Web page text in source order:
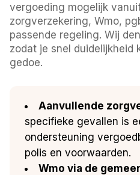
vergoeding mogelijk
zorgverzekering, Wmo,
passende regeling. Wij
zodat je snel duidelijkheid
gedoe.
Aanvullende
specifieke gevallen is
ondersteuning
polis en voorwaarden.
Wmo via de